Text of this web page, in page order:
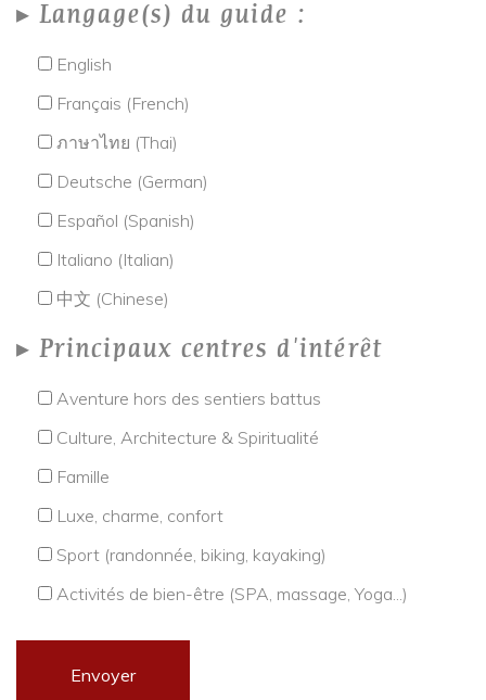
Langage(s) du guide :
English
Français (French)
ภาษาไทย (Thai)
Deutsche (German)
Español (Spanish)
Italiano (Italian)
中文 (Chinese)
Principaux centres d'intérêt
Aventure hors des sentiers battus
Culture, Architecture & Spiritualité
Famille
Luxe, charme, confort
Sport (randonnée, biking, kayaking)
Activités de bien-être (SPA, massage, Yoga...)